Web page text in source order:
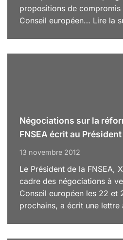
propositions de compromis
Conseil européen… Lire la
Négociations sur la
FNSEA écrit au
13 novembre 2012
Le Président de la FNSEA,
cadre des négociations à
Conseil européen les 22 et
prochains, a écrit une lettre